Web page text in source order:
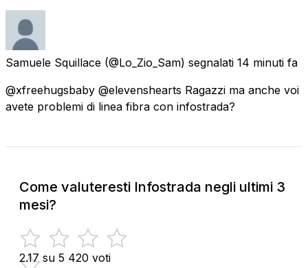
Samuele Squillace (@Lo_Zio_Sam) segnalati 14 minuti fa
@xfreehugsbaby @elevenshearts Ragazzi ma anche voi
avete problemi di linea fibra con infostrada?
Come valuteresti Infostrada negli ultimi 3
mesi?
2.17 su 5 420 voti